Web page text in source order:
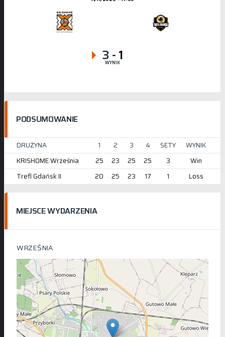
3-1
WYNIK
PODSUMOWANIE
DRUŻYNA 1 2 3 4 SETY
WYNIK
KRISHOME Września
25 23 25 25 3
Win
Trefl Gdańsk II
20 25 23 17 1 Loss
MIEJSCE WYDARZENIA
WRZEŚNIA